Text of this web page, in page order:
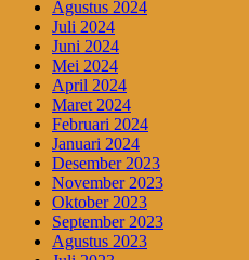
Agustus 2024
Juli 2024
Juni 2024
Mei 2024
April 2024
Maret 2024
Februari 2024
Januari 2024
Desember 2023
November 2023
Oktober 2023
September 2023
Agustus 2023